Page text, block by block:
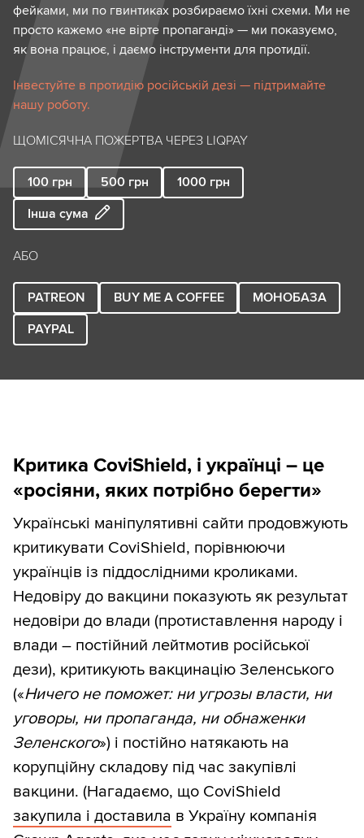
фейками, ми по гвинтиках розбираємо їхні схеми. Ми не
просто кажемо «не вірте пропаганді» — ми показуємо,
як вона працює, і даємо інструменти для протидії.
Інвестуйте в протидію російській дезі — підтримайте
нашу роботу.
ЩОМІСЯЧНА ПОЖЕРТВА ЧЕРЕЗ LIQPAY
100 грн 500 грн 1000 грн
Інша сума
АБО
PATREON BUY ME A COFFEE
МОНОБАЗА
PAYPAL
Критика CoviShield, і українці – це
«росіяни, яких потрібно берегти»
Українські маніпулятивні сайти продовжують
критикувати CoviShield, порівнюючи
українців із піддослідними кроликами.
Недовіру до вакцини показують як результат
недовіри до влади (протиставлення народу і
влади – постійний лейтмотив російської
дези), критикують вакцинацію Зеленського
(«Ничего не поможет: ни угрозы власти, ни
уговоры, ни пропаганда, ни обнаженки
Зеленского») і постійно натякають на
корупційну складову під час закупівлі
вакцини. (Нагадаємо, що CoviShield
закупила і доставила в Україну компанія